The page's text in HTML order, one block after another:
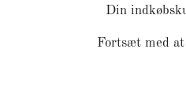
Din
Fortsæt med at